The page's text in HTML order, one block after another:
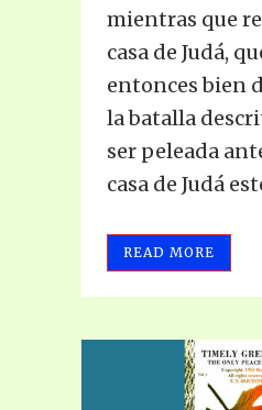
mientras que
casa de Judá,
entonces bien
la batalla
ser peleada
casa de Judá
READ MORE